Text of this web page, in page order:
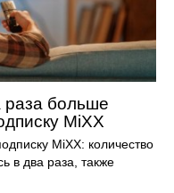
раза больше
MiXX
MiXX: количество
в два раза, также